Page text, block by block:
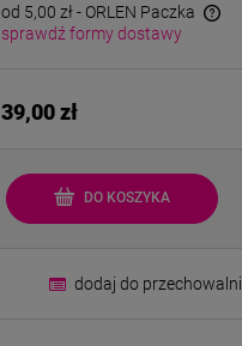
od 5,00 zł- ORLEN Paczka
sprawdź formy dostawy
39,00 zł
DO KOSZYKA
dodaj do przechowalni